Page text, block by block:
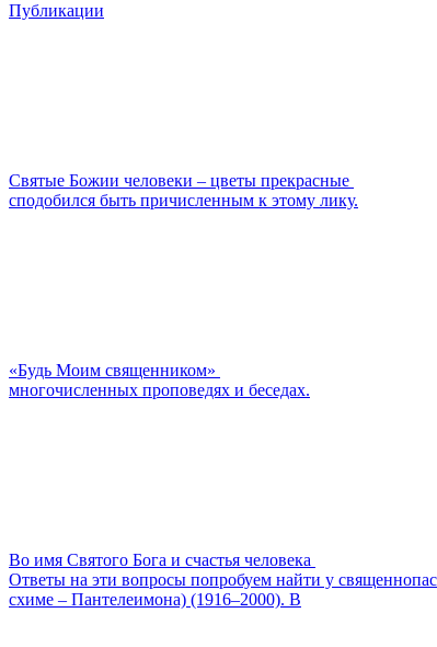
Публикации
Святые Божии человеки – цветы прекрасные
сподобился быть причисленным к этому лику.
«Будь Моим священником»
многочисленных проповедях и беседах.
Во имя Святого Бога и счастья человека
Ответы на эти вопросы попробуем найти у
схиме – Пантелеимона) (1916–2000). В